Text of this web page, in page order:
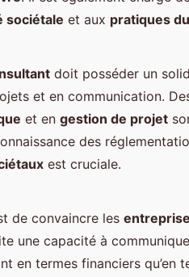
sociétale et aux pratiques
doit posséder un
et en communication.
et en gestion de projet
des
est cruciale.
de convaincre les
une capacité à
en termes financiers qu’en